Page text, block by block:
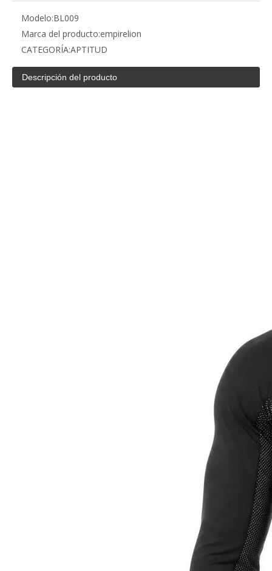
Modelo:BL009
Marca del producto:empirelion
CATEGORÍA:APTITUD
Descripción del producto